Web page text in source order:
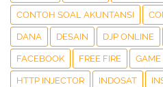
CONTOH SOAL AKUNTANSI
DANA DESAIN DJP ONLINE
FACEBOOK FREE FIRE GAME
HTTP INJECTOR INDOSAT